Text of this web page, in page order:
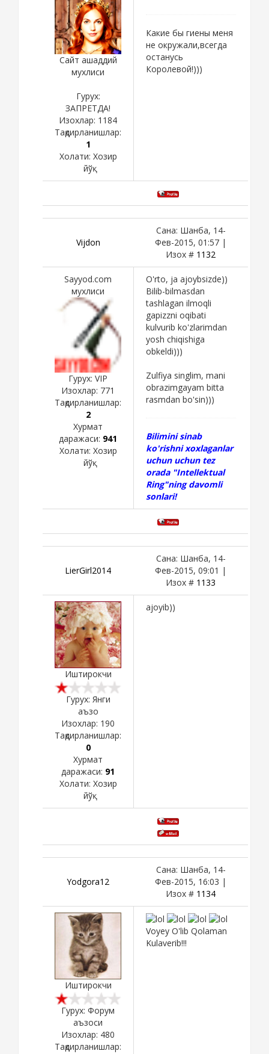
Сайт ашаддий
мухлиси
Гурух:
ЗАПРЕТДА!
Изохлар: 1184
Тақдирланишлар:
1
Холати: Хозир
йўқ
Какие бы гиены меня
не окружали,всегда
останусь
Королевой!)))
Vijdon
Сана: Шанба, 14-
Фев-2015, 01:57 |
Изох # 1132
Sayyod.com
мухлиси
Гурух: VIP
Изохлар: 771
Тақдирланишлар:
2
Хурмат
даражаси: 941
Холати: Хозир
йўқ
O'rto, ja ajoybsizde))
Bilib-bilmasdan
tashlagan ilmoqli
gapizzni oqibati
kulvurib ko'zlarimdan
yosh chiqishiga
obkeldi)))
Zulfiya singlim, mani
obrazimgayam bitta
rasmdan bo'sin)))
Bilimini sinab
ko'rishni xoxlaganlar
uchun uchun tez
orada "Intellektual
Ring"ning davomli
sonlari!
LierGirl2014
Сана: Шанба, 14-
Фев-2015, 09:01 |
Изох # 1133
Иштирокчи
Гурух: Янги
аъзо
Изохлар: 190
Тақдирланишлар:
0
Хурмат
даражаси: 91
Холати: Хозир
йўқ
ajoyib))
Yodgora12
Сана: Шанба, 14-
Фев-2015, 16:03 |
Изох # 1134
Иштирокчи
Гурух: Форум
аъзоси
Изохлар: 480
Тақдирланишлар:
Voyey O'lib Qolaman
Kulaverib!!!